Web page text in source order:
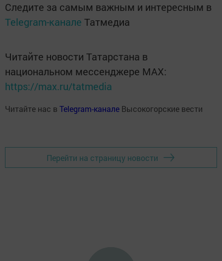
Следите за самым важным и интересным в
Telegram-канале Татмедиа
Читайте новости Татарстана в
национальном мессенджере MАХ:
https://max.ru/tatmedia
Читайте нас в Telegram-канале Высокогорские вести
Перейти на страницу новости